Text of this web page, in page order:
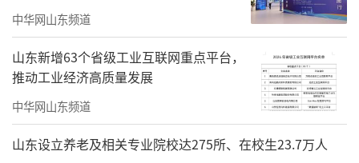
中华网山东频道
山东新增63个省级工业互联网重点平台，
推动工业经济高质量发展
中华网山东频道
山东设立养老及相关专业院校达275所、在校生23.7万人